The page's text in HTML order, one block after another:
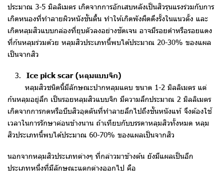
ประมาณ 3-5 มิลลิเมตร เกิดจากการอักเสบหลังเป็นสิวรุนแรงร่วมกับการ
เกิดหนองที่ทำลายผิวหนังชั้นตื้น ทำให้เกิดพังผืดดึงรั้งในแนวตั้ง และ
เกิดหลุมสิวแบบกล่องที่ยุบตัวลงอย่างชัดเจน อาจมีรอยดำหรือรอยแดง
ที่ก้นหลุมร่วมด้วย หลุมสิวประเภทนี้พบได้ประมาณ 20-30% ของแผล
เป็นจากสิว
3. Ice pick scar (หลุมแบบจิก)
หลุมสิวชนิดนี้มีลักษณะปากหลุมแคบ ขนาด 1-2 มิลลิเมตร แต่
ก้นหลุมอยู่ลึก เป็นรอยหลุมสิวแบบจิก มีความลึกประมาณ 2 มิลลิเมตร
เกิดจากการกดหรือบีบสิวอุดตันที่ทำลายลึกไปถึงชั้นหนังแท้ จึงต้องใช้
เวลาในการรักษาค่อนข้างนาน ถ้าเทียบกับบรรดาหลุมสิวทั้งหมด หลุม
สิวประเภทนี้พบได้ประมาณ 60-70% ของแผลเป็นจากสิว
นอกจากหลุมสิวประเภทต่างๆ ที่กล่าวมาข้างต้น ยังมีแผลเป็นอีก
ประเภทหนึ่งที่มีลักษณะแตกต่างออกไป คือ